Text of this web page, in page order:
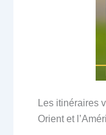
Les itinéraires
Orient et